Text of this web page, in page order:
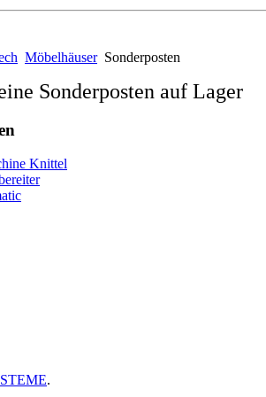
Möbelhäuser Sonderposten
Sonderposten auf Lager
Knittel
.